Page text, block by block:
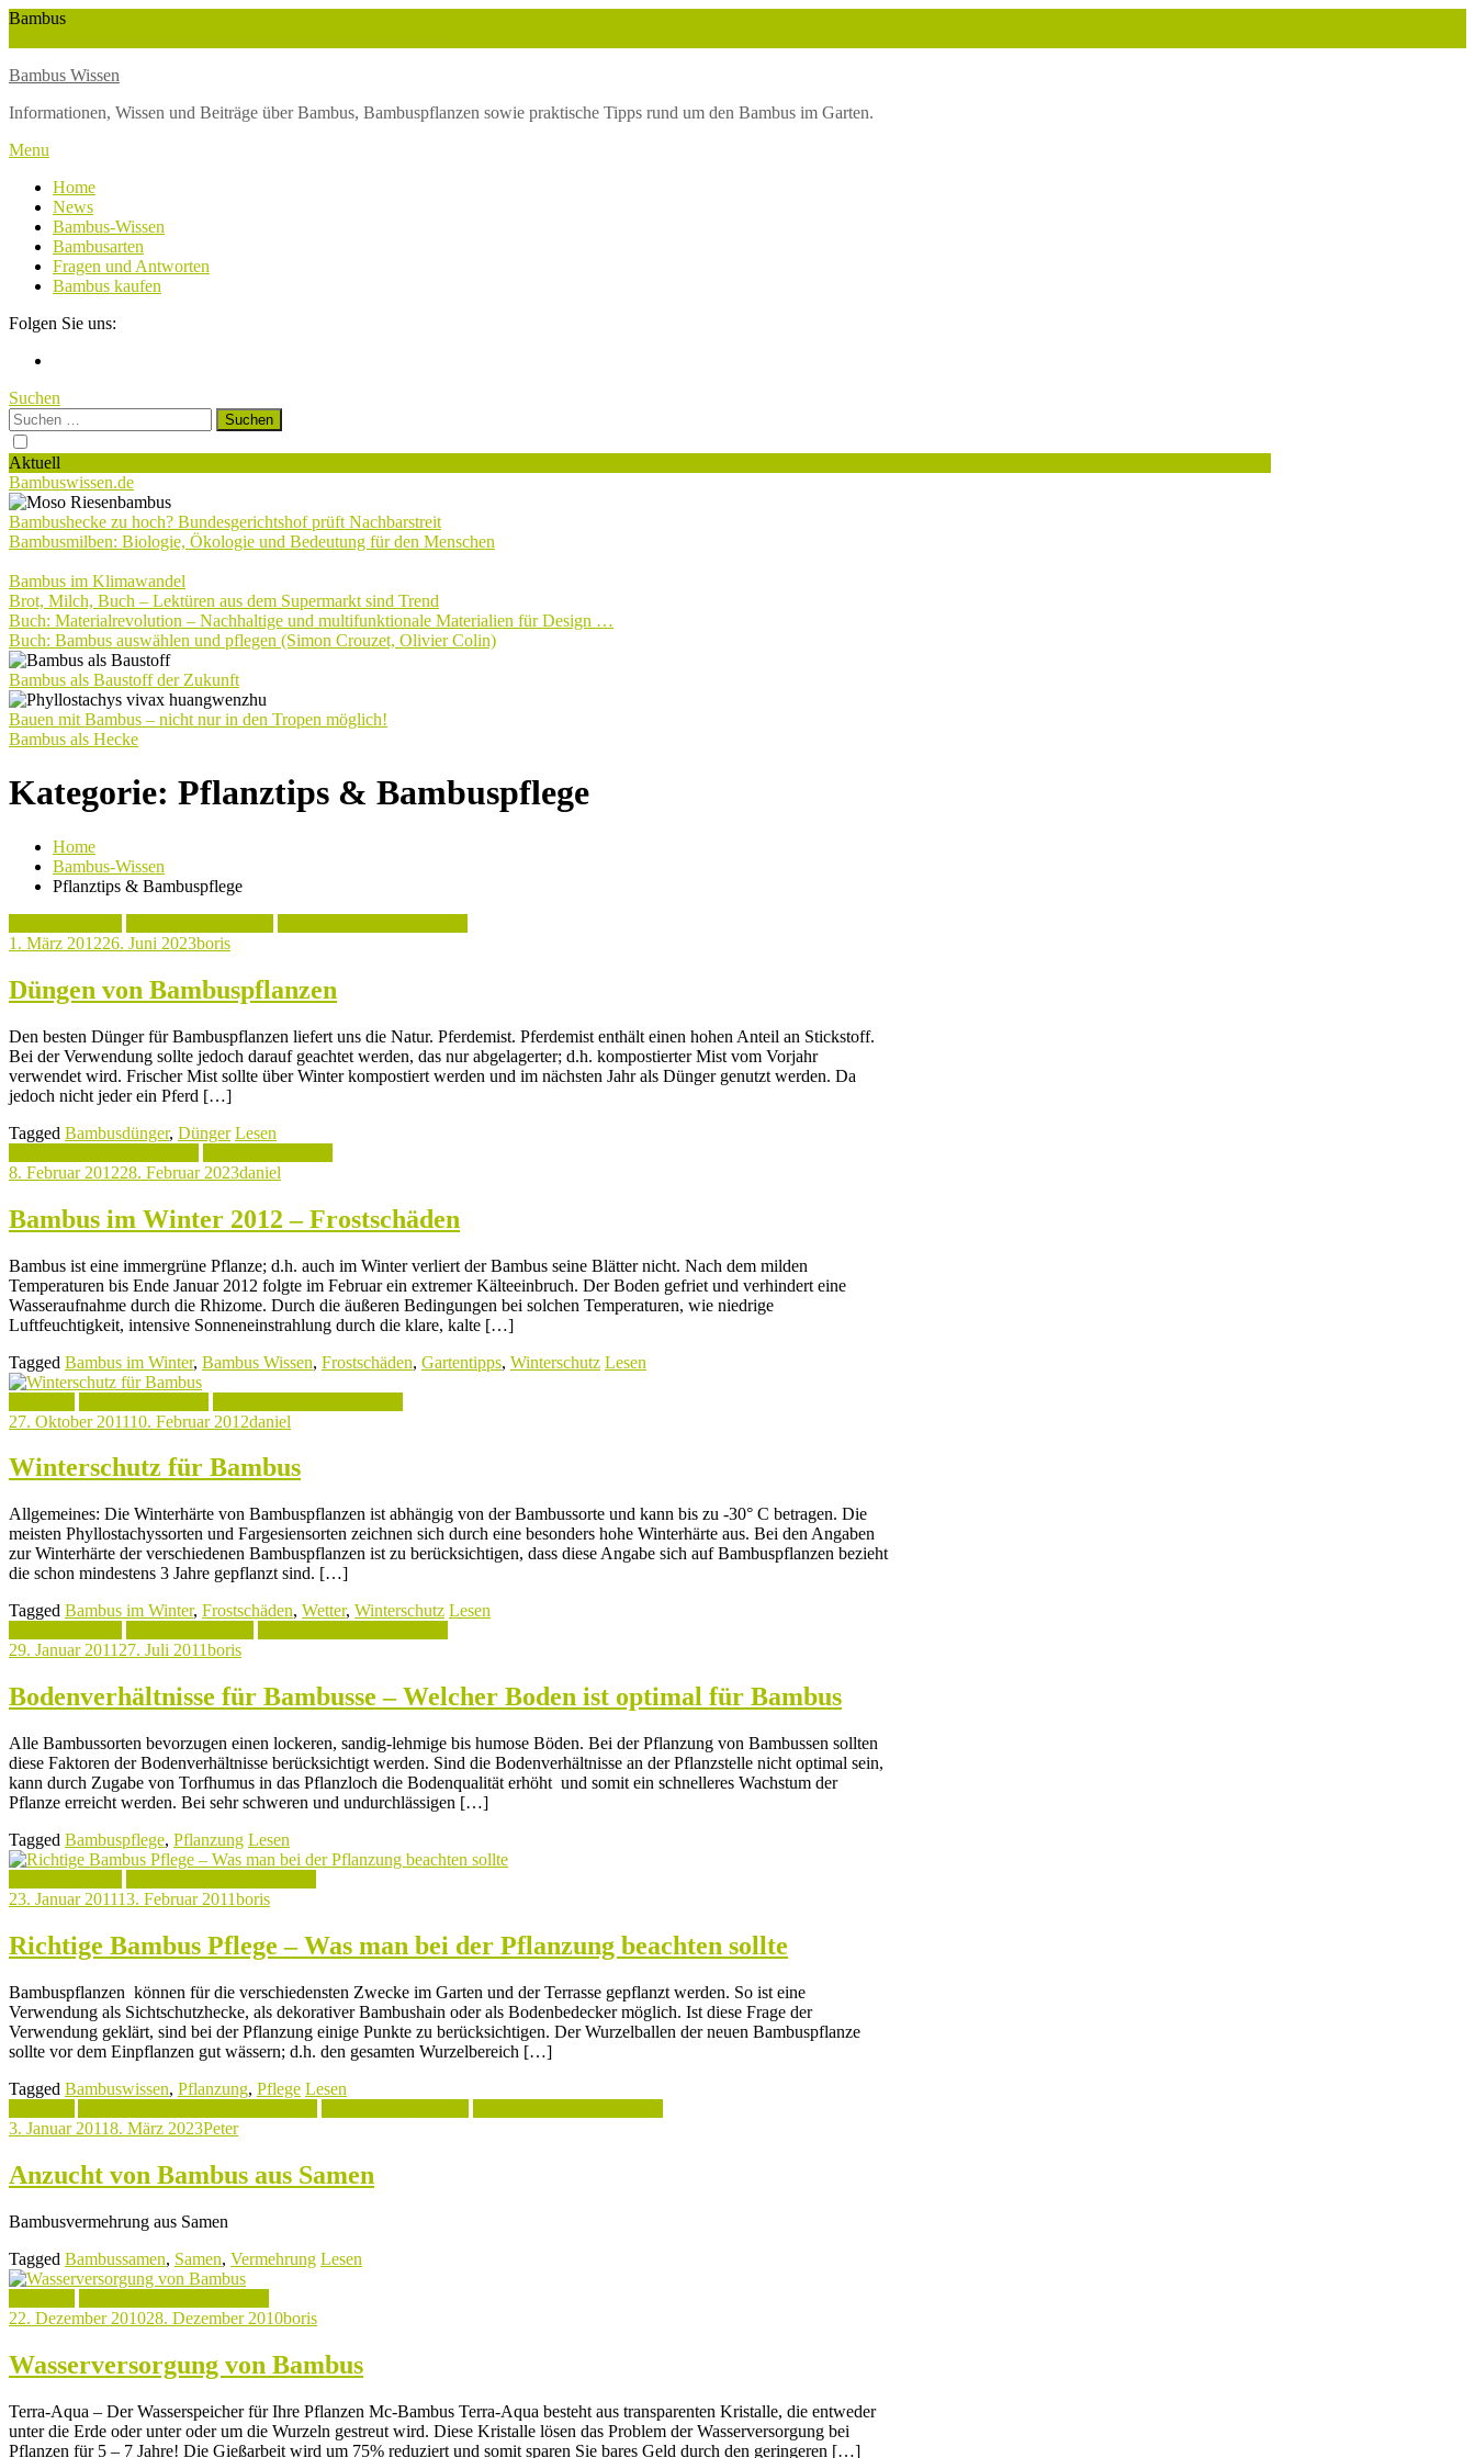
Skip
Bambus
Bambus Wissen
Informationen, Wissen und Beiträge über Bambus, Bambuspflanzen sowie praktische Tipps rund um den Bambus im Garten.
Menu
Home
News
Bambus-Wissen
Bambusarten
Fragen und Antworten
Bambus kaufen
Folgen Sie uns:
Suchen
Suchen
nach:
Aktuell
Bambuswissen.de
Bambushecke zu hoch? Bundesgerichtshof prüft Nachbarstreit
Bambusmilben: Biologie, Ökologie und Bedeutung für den Menschen
Bambus im Klimawandel
Brot, Milch, Buch – Lektüren aus dem Supermarkt sind Trend
Buch: Materialrevolution – Nachhaltige und multifunktionale Materialien für Design …
Buch: Bambus auswählen und pflegen (Simon Crouzet, Olivier Colin)
Bambus als Baustoff der Zukunft
Bauen mit Bambus – nicht nur in den Tropen möglich!
Bambus als Hecke
Kategorie: Pflanztips & Bambuspflege
Home
Bambus-Wissen
Pflanztips & Bambuspflege
1. März 201226. Juni 2023boris
Düngen von Bambuspflanzen
Den besten Dünger für Bambuspflanzen liefert uns die Natur. Pferdemist. Pferdemist enthält einen hohen Anteil an Stickstoff.
Bei der Verwendung sollte jedoch darauf geachtet werden, das nur abgelagerter; d.h. kompostierter Mist vom Vorjahr
verwendet wird. Frischer Mist sollte über Winter kompostiert werden und im nächsten Jahr als Dünger genutzt werden. Da
jedoch nicht jeder ein Pferd […]
Tagged Bambusdünger, Dünger Lesen
8. Februar 201228. Februar 2023daniel
Bambus im Winter 2012 – Frostschäden
Bambus ist eine immergrüne Pflanze; d.h. auch im Winter verliert der Bambus seine Blätter nicht. Nach dem milden
Temperaturen bis Ende Januar 2012 folgte im Februar ein extremer Kälteeinbruch. Der Boden gefriet und verhindert eine
Wasseraufnahme durch die Rhizome. Durch die äußeren Bedingungen bei solchen Temperaturen, wie niedrige
Luftfeuchtigkeit, intensive Sonneneinstrahlung durch die klare, kalte […]
Tagged Bambus im Winter, Bambus Wissen, Frostschäden, Gartentipps, Winterschutz Lesen
27. Oktober 201110. Februar 2012daniel
Winterschutz für Bambus
Allgemeines: Die Winterhärte von Bambuspflanzen ist abhängig von der Bambussorte und kann bis zu -30° C betragen. Die
meisten Phyllostachyssorten und Fargesiensorten zeichnen sich durch eine besonders hohe Winterhärte aus. Bei den Angaben
zur Winterhärte der verschiedenen Bambuspflanzen ist zu berücksichtigen, dass diese Angabe sich auf Bambuspflanzen bezieht
die schon mindestens 3 Jahre gepflanzt sind. […]
Tagged Bambus im Winter, Frostschäden, Wetter, Winterschutz Lesen
29. Januar 2011 27. Juli 2011boris
Bodenverhältnisse für Bambusse – Welcher Boden ist optimal für Bambus
Alle Bambussorten bevorzugen einen lockeren, sandig-lehmige bis humose Böden. Bei der Pflanzung von Bambussen sollten
diese Faktoren der Bodenverhältnisse berücksichtigt werden. Sind die Bodenverhältnisse an der Pflanzstelle nicht optimal sein,
kann durch Zugabe von Torfhumus in das Pflanzloch die Bodenqualität erhöht und somit ein schnelleres Wachstum der
Pflanze erreicht werden. Bei sehr schweren und undurchlässigen […]
Tagged Bambuspflege, Pflanzung Lesen
23. Januar 201113. Februar 2011boris
Richtige Bambus Pflege – Was man bei der Pflanzung beachten sollte
Bambuspflanzen können für die verschiedensten Zwecke im Garten und der Terrasse gepflanzt werden. So ist eine
Verwendung als Sichtschutzhecke, als dekorativer Bambushain oder als Bodenbedecker möglich. Ist diese Frage der
Verwendung geklärt, sind bei der Pflanzung einige Punkte zu berücksichtigen. Der Wurzelballen der neuen Bambuspflanze
sollte vor dem Einpflanzen gut wässern; d.h. den gesamten Wurzelbereich […]
Tagged Bambuswissen, Pflanzung, Pflege Lesen
3. Januar 20118. März 2023Peter
Anzucht von Bambus aus Samen
Bambusvermehrung aus Samen
Tagged Bambussamen, Samen, Vermehrung Lesen
22. Dezember 201028. Dezember 2010boris
Wasserversorgung von Bambus
Terra-Aqua – Der Wasserspeicher für Ihre Pflanzen Mc-Bambus Terra-Aqua besteht aus transparenten Kristalle, die entweder
unter die Erde oder unter oder um die Wurzeln gestreut wird. Diese Kristalle lösen das Problem der Wasserversorgung bei
Pflanzen für 5 – 7 Jahre! Die Gießarbeit wird um 75% reduziert und somit sparen Sie bares Geld durch den geringeren […]